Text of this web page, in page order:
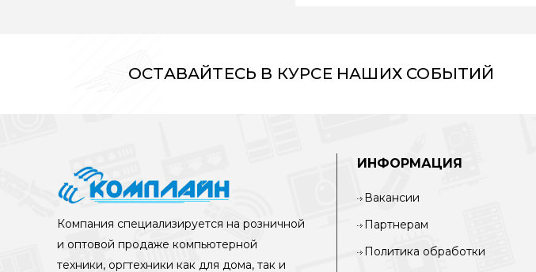
ОСТАВАЙТЕСЬ В КУРСЕ НАШИХ СОБЫТИЙ
Компания специализируется на розничной
и оптовой продаже компьютерной
техники, оргтехники как для дома, так и
ИНФОРМАЦИЯ
Вакансии
Партнерам
Политика обработки